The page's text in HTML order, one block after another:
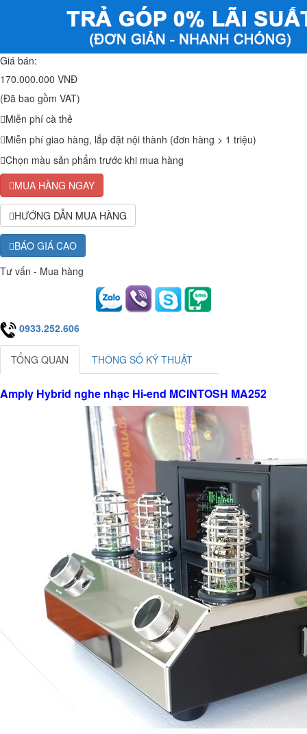
Giá bán:
170.000.000 VNĐ
(Đã bao gồm VAT)
Miễn phí cà thẻ
Miễn phí giao hàng, lắp đặt nội thành (đơn hàng > 1 triệu)
Chọn màu sản phẩm trước khi mua hàng
MUA HÀNG NGAY
HƯỚNG DẪN MUA HÀNG
BÁO GIÁ CAO
Tư vấn - Mua hàng
0933.252.606
TỔNG QUAN THÔNG SỐ KỸ THUẬT
Amply Hybrid nghe nhạc Hi-end MCINTOSH MA252